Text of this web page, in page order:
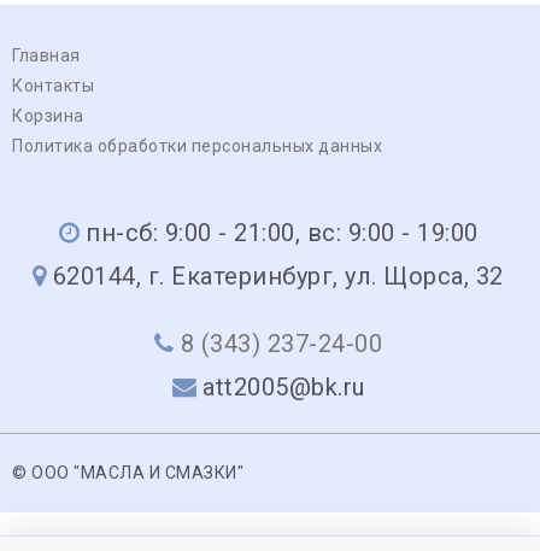
Главная
Контакты
Корзина
Политика обработки персональных данных
пн-сб: 9:00 - 21:00, вс: 9:00 - 19:00
620144, г. Екатеринбург, ул. Щорса, 32
8 (343) 237-24-00
att2005@bk.ru
© ООО "МАСЛА И СМАЗКИ"